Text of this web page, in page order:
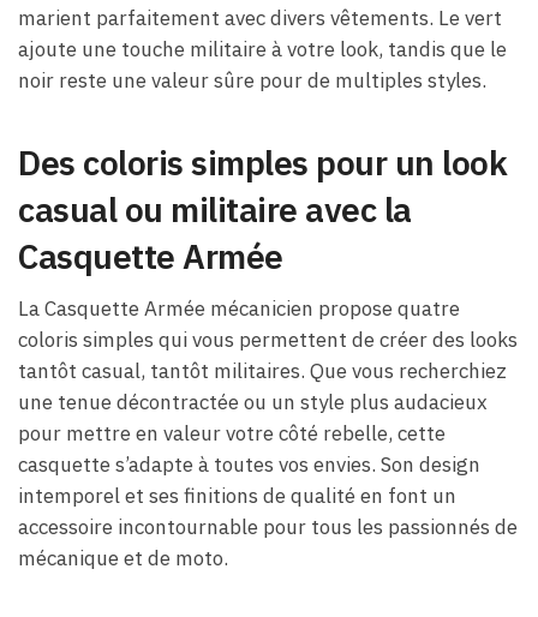
marient parfaitement avec divers vêtements. Le vert
ajoute une touche militaire à votre look, tandis que le
noir reste une valeur sûre pour de multiples styles.
Des coloris simples pour un look
casual ou militaire avec la
Casquette Armée
La Casquette Armée mécanicien propose quatre
coloris simples qui vous permettent de créer des looks
tantôt casual, tantôt militaires. Que vous recherchiez
une tenue décontractée ou un style plus audacieux
pour mettre en valeur votre côté rebelle, cette
casquette s’adapte à toutes vos envies. Son design
intemporel et ses finitions de qualité en font un
accessoire incontournable pour tous les passionnés de
mécanique et de moto.